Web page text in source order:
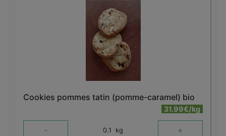
Cookies pommes tatin (pomme-caramel) bio
31.99€/kg
- 0.1 kg +